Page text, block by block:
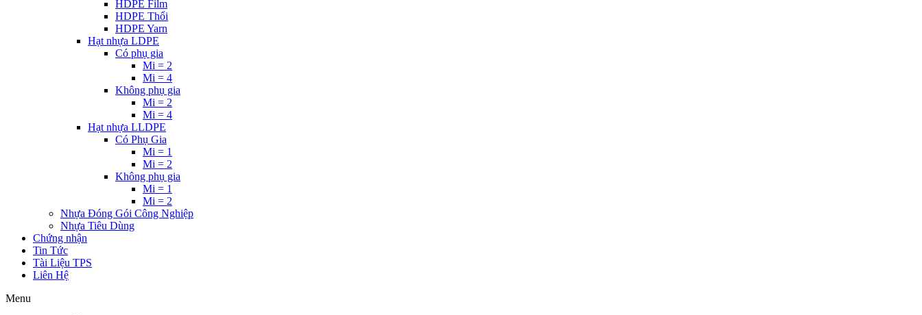
HDPE Film
HDPE Thổi
HDPE Yarn
Hạt nhựa LDPE
Có phụ gia
Mi = 2
Mi = 4
Không phụ gia
Mi = 2
Mi = 4
Hạt nhựa LLDPE
Có Phụ Gia
Mi = 1
Mi = 2
Không phụ gia
Mi = 1
Mi = 2
Nhựa Đóng Gói Công Nghiệp
Nhựa Tiêu Dùng
Chứng nhận
Tin Tức
Tài Liệu TPS
Liên Hệ
Menu